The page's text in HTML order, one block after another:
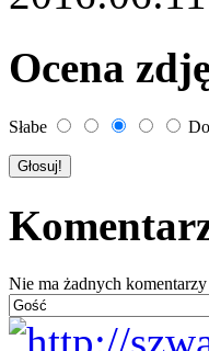
Ocena
Słabe
Nie ma żadnych